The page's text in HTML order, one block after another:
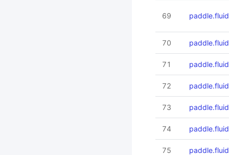
69
70
71
72
73
74
75